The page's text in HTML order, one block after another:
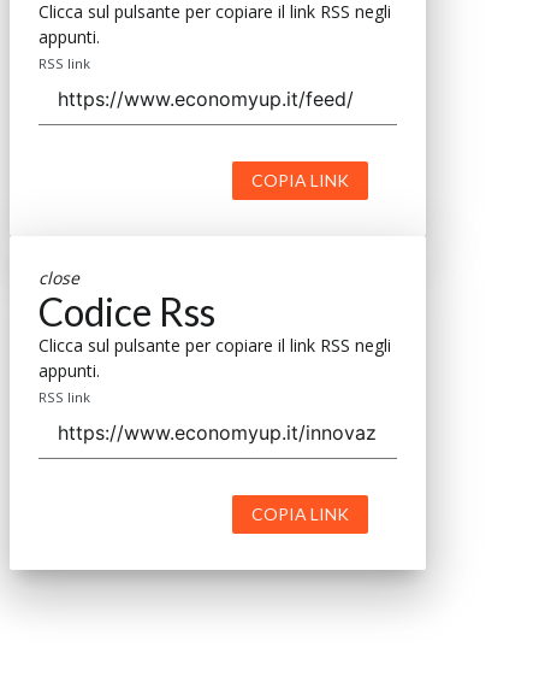
Clicca sul pulsante per copiare il link RSS negli
appunti.
RSS link
COPIA LINK
close
Codice Rss
Clicca sul pulsante per copiare il link RSS negli
appunti.
RSS link
COPIA LINK